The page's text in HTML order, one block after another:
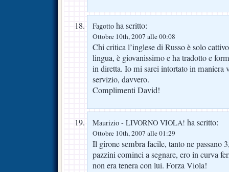
Fagotto ha scritto:
Ottobre 10th, 2007 alle 00:08
Chi critica l’inglese di Russo è solo
lingua, è giovanissimo e ha tradotto e
in diretta. Io mi sarei intortato in maniera
servizio, davvero.
Complimenti David!
Maurizio - LIVORNO VIOLA! ha scritto:
Ottobre 10th, 2007 alle 01:29
Il girone sembra facile, tanto ne passano
pazzini cominci a segnare, ero in curva
non era tenera con lui. Forza Viola!